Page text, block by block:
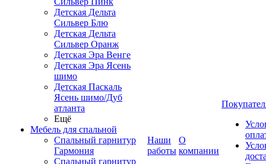
Детская Дельта
Сильвер Блю
Детская Дельта
Сильвер Оранж
Детская Эра Венге
Детская Эра Ясень
шимо
Детская Паскаль
Ясень шимо/Дуб
атланта
Ещё
Мебель для спальной
Спальный гарнитур
Гармония
Спальный гарнитур
Наши
работы
О
компании